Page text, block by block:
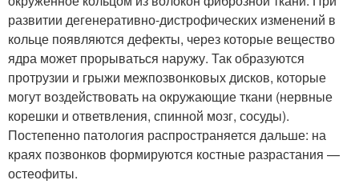
развитии дегенеративно-дистрофических изменений в
кольце появляются дефекты, через которые вещество
ядра может прорываться наружу. Так образуются
протрузии и грыжи межпозвонковых дисков, которые
могут воздействовать на окружающие ткани (нервные
корешки и ответвления, спинной мозг, сосуды).
Постепенно патология распространяется дальше: на
краях позвонков формируются костные разрастания —
остеофиты.